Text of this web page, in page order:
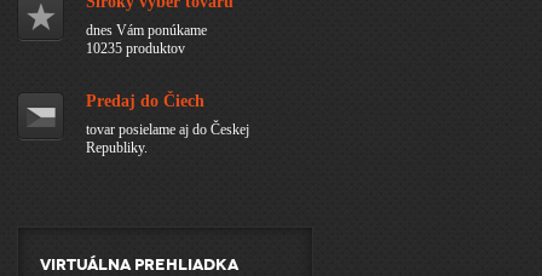
dnes Vám ponúkame
10235 produktov
Predaj do Čiech
tovar posielame aj do Českej
Republiky.
Virtuálna prehliadka